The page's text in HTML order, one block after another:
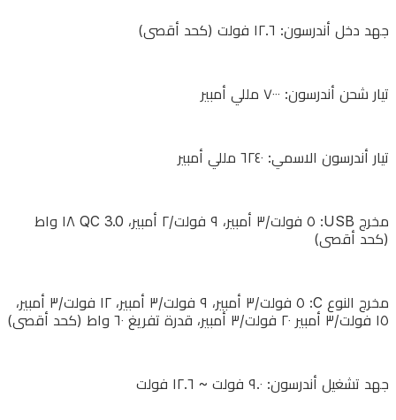
النوع
فولت/
أمبير،
٩
٣
أمبير،
فولت/
جهد دخل أندرسون: ١٢.٦ فولت (كحد أقصى)
تيار شحن أندرسون: ٧٠٠٠ مللي أمبير
تيار أندرسون الاسمي: ٦٢٤٠ مللي أمبير
مخرج USB: ٥ فولت/٣ أمبير، ٩ فولت/٢ أمبير، QC 3.0 ١٨ واط
(كحد أقصى)
مخرج النوع C: ٥ فولت/٣ أمبير، ٩ فولت/٣ أمبير، ١٢ فولت/٣ أمبير،
١٥ فولت/٣ أمبير ٢٠ فولت/٣ أمبير، قدرة تفريغ ٦٠ واط (كحد أقصى)
جهد تشغيل أندرسون: ٩.٠ فولت ~ ١٢.٦ فولت